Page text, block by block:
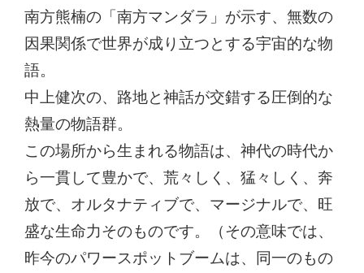
南方熊楠の「南方マンダラ」が示す、無数の
因果関係で世界が成り立つとする宇宙的な物
語。
中上健次の、路地と神話が交錯する圧倒的な
熱量の物語群。
この場所から生まれる物語は、神代の時代か
ら一貫して豊かで、荒々しく、猛々しく、奔
放で、オルタナティブで、マージナルで、旺
盛な生命力そのものです。（その意味では、
昨今のパワースポットブームは、同一のもの